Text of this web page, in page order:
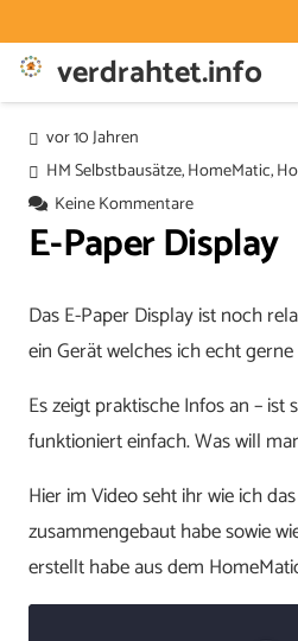
verdrahtet.info
vor 10 Jahren
HM Selbstbausätze,HomeMatic,
Keine Kommentare
E-Paper Display
Das E-Paper Display ist noch
ein Gerät welches ich echt
Es zeigt praktische Infos an –
funktioniert einfach. Was will
Hier im Video seht ihr wie ich
zusammengebaut habe sowie
erstellt habe aus dem